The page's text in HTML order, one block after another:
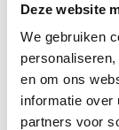
Deze website
We gebruiken
en om ons
informatie over
partners voor
A3 poster (42